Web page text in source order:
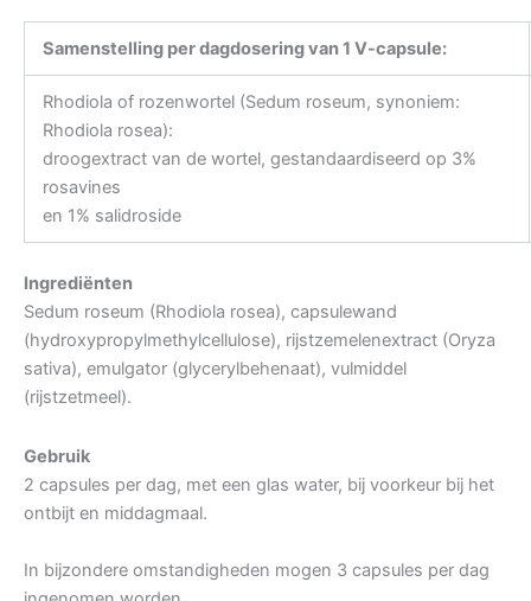
Samenstelling per dagdosering van 1 V-capsule:
Rhodiola of rozenwortel (Sedum roseum, synoniem:
Rhodiola rosea):
droogextract van de wortel, gestandaardiseerd op 3%
rosavines
en 1% salidroside
Ingrediënten
Sedum roseum (Rhodiola rosea), capsulewand
(hydroxypropylmethylcellulose), rijstzemelenextract (Oryza
sativa), emulgator (glycerylbehenaat), vulmiddel
(rijstzetmeel).
Gebruik
2 capsules per dag, met een glas water, bij voorkeur bij het
ontbijt en middagmaal.
In bijzondere omstandigheden mogen 3 capsules per dag